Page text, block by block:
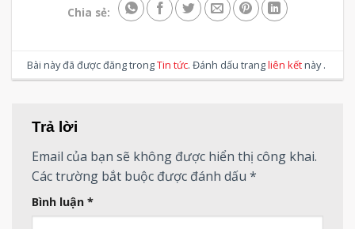
Chia sẻ:
Bài này đã được đăng trongTin tức. Đánh dấu trangliên kếtnày .
Trả lời
Email của bạn sẽ không được hiển thị công khai.
Các trường bắt buộc được đánh dấu *
Bình luận *